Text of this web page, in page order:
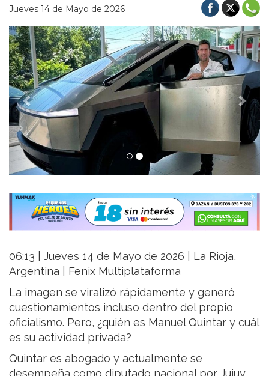
Jueves 14 de Mayo de 2026
Previous Next
06:13 | Jueves 14 de Mayo de 2026 | La Rioja,
Argentina | Fenix Multiplataforma
La imagen se viralizó rápidamente y generó
cuestionamientos incluso dentro del propio
oficialismo. Pero, ¿quién es Manuel Quintar y cuál
es su actividad privada?
Quintar es abogado y actualmente se
desempeña como diputado nacional por Jujuy